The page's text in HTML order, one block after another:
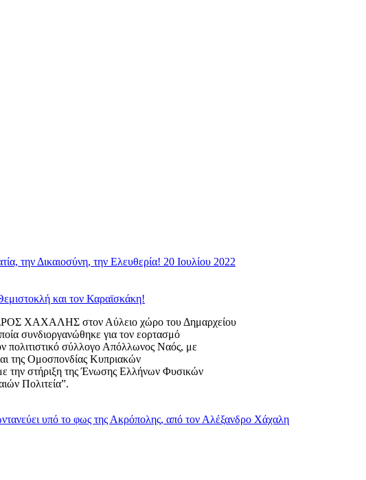
την Δικαιοσύνη, την Ελευθερία! 20 Ιουλίου 2022
και τον Καραϊσκάκη!
ΧΑΧΑΛΗΣ στον Αύλειο χώρο του Δημαρχείου
συνδιοργανώθηκε για τον εορτασμό
πολιτιστικό σύλλογο Απόλλωνος Ναός, με
της Ομοσπονδίας Κυπριακών
στήριξη της Ένωσης Ελλήνων Φυσικών
Πολιτεία”.
υπό το φως της Ακρόπολης, από τον Αλέξανδρο Χάχαλη